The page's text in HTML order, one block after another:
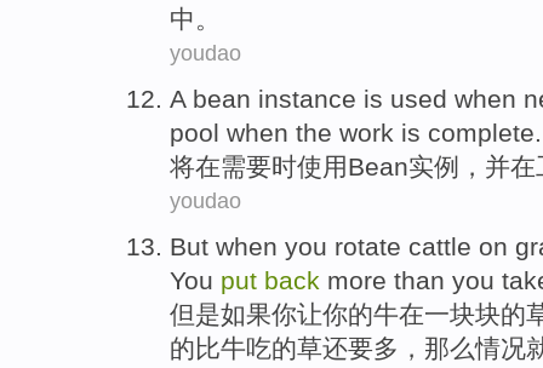
中。
youdao
A bean instance is used when
pool when the work is complete.
将在需要时使用Bean实例 ， 并在
youdao
But when you rotate cattle on
You put back more than you
但是如果你让你的牛在一块块的
的比牛吃的草还要多 ，那么情况